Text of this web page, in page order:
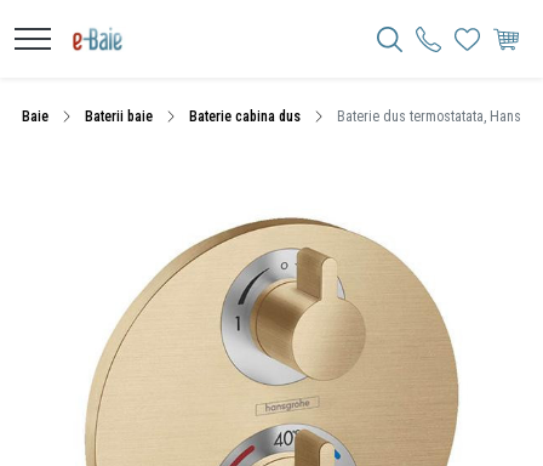
Baie Baterii baie Baterie cabina dus Baterie dus termostatata,